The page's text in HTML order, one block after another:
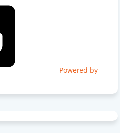
Powered by